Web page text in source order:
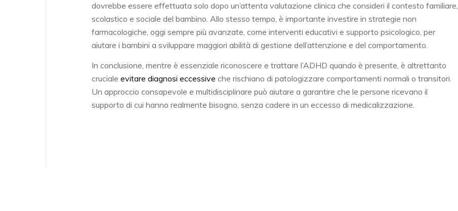
dovrebbe essere effettuata solo dopo un’attenta valutazione clinica che consideri il contesto familiare,
scolastico e sociale del bambino. Allo stesso tempo, è importante investire in strategie non
farmacologiche, oggi sempre più avanzate, come interventi educativi e supporto psicologico, per
aiutare i bambini a sviluppare maggiori abilità di gestione dell’attenzione e del comportamento.
In conclusione, mentre è essenziale riconoscere e trattare l’ADHD quando è presente, è altrettanto
cruciale evitare diagnosi eccessive che rischiano di patologizzare comportamenti normali o transitori.
Un approccio consapevole e multidisciplinare può aiutare a garantire che le persone ricevano il
supporto di cui hanno realmente bisogno, senza cadere in un eccesso di medicalizzazione.